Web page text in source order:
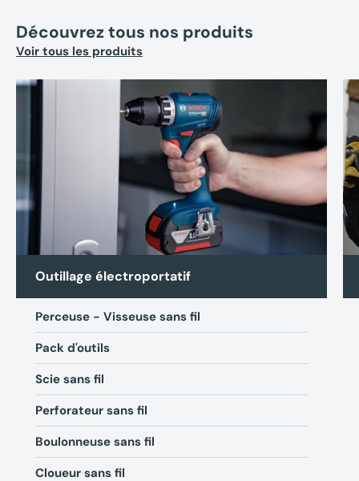
Découvrez tous nos produits
Voir tous les produits
Outillage électroportatif
Perceuse - Visseuse sans fil
Pack d'outils
Scie sans fil
Perforateur sans fil
Boulonneuse sans fil
Cloueur sans fil